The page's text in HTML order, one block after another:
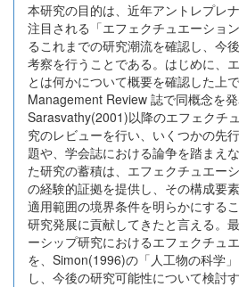
本研究の目的は、近年アントレプレ
注目される「エフェクチュエーショ
るこれまでの研究潮流を確認し、今
考察を行うことである。はじめに、
とは何かについて概要を確認した上
Management Review 誌で同概念を
Sarasvathy(2001)以降のエフェクチ
究のレビューを行い、いくつかの先
題や、学会誌における論争を踏まえ
た研究の蓄積は、エフェクチュエー
の経験的証拠を提供し、その構成要
適用範囲の境界条件を明らかにする
研究発展に貢献してきたと言える。
ーシップ研究におけるエフェクチュ
を、Simon(1996)の「人工物の科学
し、今後の研究可能性について検討す